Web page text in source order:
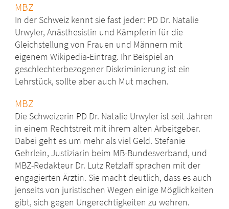
MBZ
In der Schweiz kennt sie fast jeder: PD Dr. Natalie
Urwyler, Anästhesistin und Kämpferin für die
Gleichstellung von Frauen und Männern mit
eigenem Wikipedia-Eintrag. Ihr Beispiel an
geschlechterbezogener Diskriminierung ist ein
Lehrstück, sollte aber auch Mut machen.
MBZ
Die Schweizerin PD Dr. Natalie Urwyler ist seit Jahren
in einem Rechtstreit mit ihrem alten Arbeitgeber.
Dabei geht es um mehr als viel Geld. Stefanie
Gehrlein, Justiziarin beim MB-Bundesverband, und
MBZ-Redakteur Dr. Lutz Retzlaff sprachen mit der
engagierten Ärztin. Sie macht deutlich, dass es auch
jenseits von juristischen Wegen einige Möglichkeiten
gibt, sich gegen Ungerechtigkeiten zu wehren.